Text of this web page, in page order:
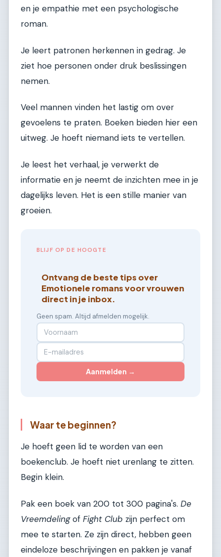
en je empathie met een psychologische
roman.
Je leert patronen herkennen in gedrag. Je
ziet hoe personen onder druk beslissingen
nemen.
Veel mannen vinden het lastig om over
gevoelens te praten. Boeken bieden hier een
uitweg. Je hoeft niemand iets te vertellen.
Je leest het verhaal, je verwerkt de
informatie en je neemt de inzichten mee in je
dagelijks leven. Het is een stille manier van
groeien.
BLIJF OP DE HOOGTE
Ontvang de beste tips over
Emotionele romans voor vrouwen
direct in je inbox.
Geen spam. Altijd afmelden mogelijk.
Aanmelden →
Waar te beginnen?
Je hoeft geen lid te worden van een
boekenclub. Je hoeft niet urenlang te zitten.
Begin klein.
Pak een boek van 200 tot 300 pagina's. De
Vreemdelingof Fight Club zijn perfect om
mee te starten. Ze zijn direct, hebben geen
eindeloze beschrijvingen en pakken je vanaf